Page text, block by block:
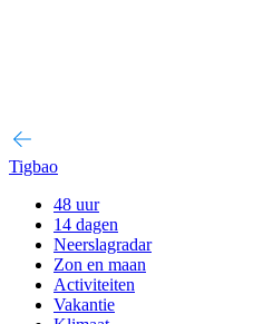
Tigbao
48 uur
14 dagen
Neerslagradar
Zon en maan
Activiteiten
Vakantie